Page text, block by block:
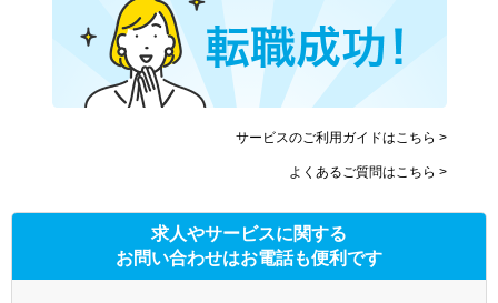
サービスのご利用ガイドはこちら >
よくあるご質問はこちら >
求人やサービスに関する
お問い合わせはお電話も便利です